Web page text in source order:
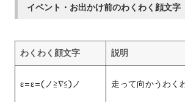
イベント・お出かけ前のわくわく顔文字
わくわく顔文字 説明
ε=ε=(ノ≧∇≦)ノ 走って向かうわく